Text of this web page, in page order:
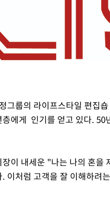
불가피"
수수색
그룹의 라이프스타일 편집
에게 인기를 얻고 있다. 50
이 내세운 "나는 나의 혼을
이처럼 고객을 잘 이해하려